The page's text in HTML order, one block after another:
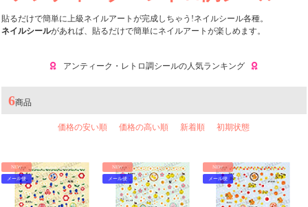
貼るだけで簡単に上級ネイルアートが完成しちゃう!ネイルシール各種。
ネイルシールがあれば、貼るだけで簡単にネイルアートが楽しめます。
アンティーク・レトロ調シールの人気ランキング
6商品
価格の安い順 価格の高い順 新着順 初期状態
NEW
メール便
NEW
メール便
NEW
メール便